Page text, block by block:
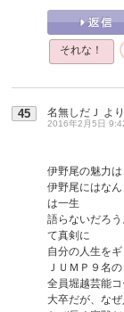
それな！
45 名無しだＪ より
2016年2月5日
伊野尾の魅力は
伊野尾にはな
は一生
語らないだろ
て真剣に
自分の人生を
ＪＵＭＰ９名
全員堀越芸能
大卒だが、なぜ